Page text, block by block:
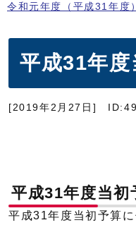
令和元年度（平成31年度）
平成31年
[2019年2月27日]
平成31年度当
平成31年度当初予算